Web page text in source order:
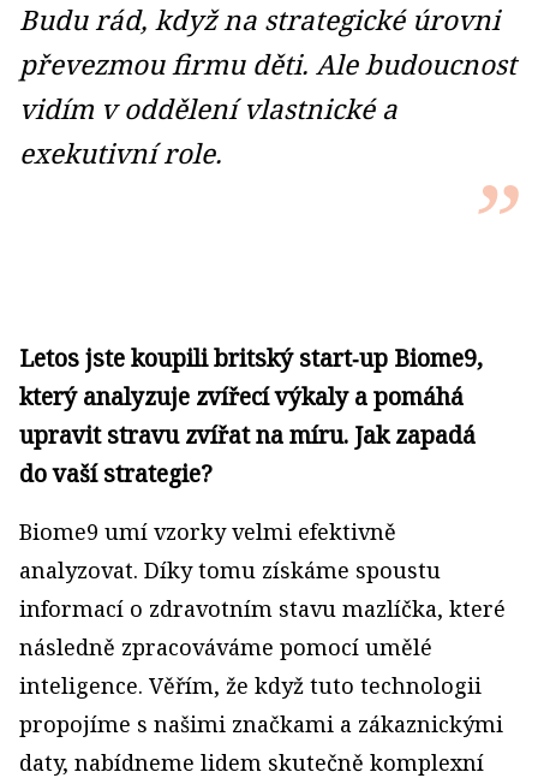
Budu rád, když na strategické úrovni
převezmou firmu děti. Ale budoucnost
vidím v oddělení vlastnické a
exekutivní role.
Letos jste koupili britský start‑up Biome9,
který analyzuje zvířecí výkaly a pomáhá
upravit stravu zvířat na míru. Jak zapadá
do vaší strategie?
Biome9 umí vzorky velmi efektivně
analyzovat. Díky tomu získáme spoustu
informací o zdravotním stavu mazlíčka, které
následně zpracováváme pomocí umělé
inteligence. Věřím, že když tuto technologii
propojíme s našimi značkami a zákaznickými
daty, nabídneme lidem skutečně komplexní